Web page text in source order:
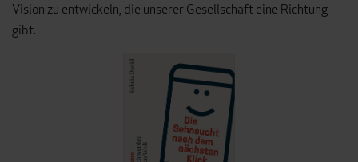
Vision zu entwickeln, die unserer Gesellschaft eine Richtung
gibt.